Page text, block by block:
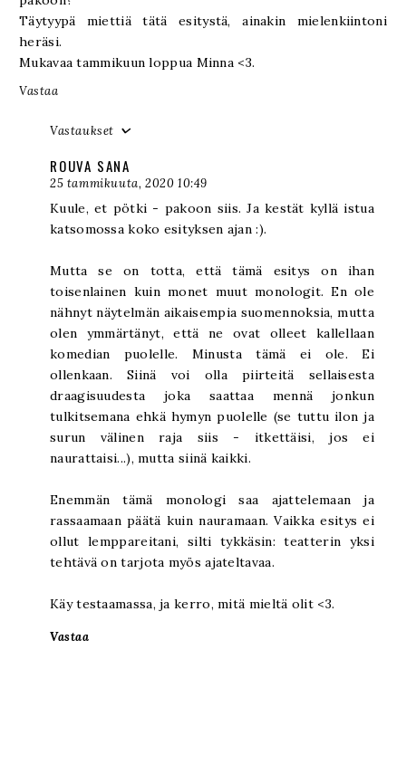
Täytyypä miettiä tätä esitystä, ainakin mielenkiintoni
heräsi.
Mukavaa tammikuun loppua Minna <3.
Vastaa
Vastaukset
ROUVA SANA
25 tammikuuta, 2020 10:49
Kuule, et pötki - pakoon siis. Ja kestät kyllä istua
katsomossa koko esityksen ajan :).
Mutta se on totta, että tämä esitys on ihan
toisenlainen kuin monet muut monologit. En ole
nähnyt näytelmän aikaisempia suomennoksia, mutta
olen ymmärtänyt, että ne ovat olleet kallellaan
komedian puolelle. Minusta tämä ei ole. Ei
ollenkaan. Siinä voi olla piirteitä sellaisesta
draagisuudesta joka saattaa mennä jonkun
tulkitsemana ehkä hymyn puolelle (se tuttu ilon ja
surun välinen raja siis - itkettäisi, jos ei
naurattaisi...), mutta siinä kaikki.
Enemmän tämä monologi saa ajattelemaan ja
rassaamaan päätä kuin nauramaan. Vaikka esitys ei
ollut lemppareitani, silti tykkäsin: teatterin yksi
tehtävä on tarjota myös ajateltavaa.
Käy testaamassa, ja kerro, mitä mieltä olit <3.
Vastaa